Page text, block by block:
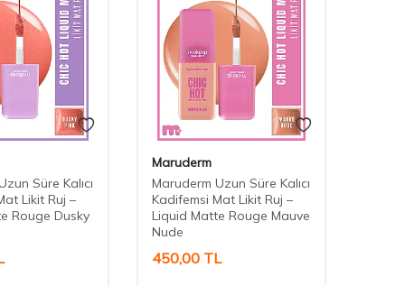
Süre Kalıcı
Likit Ruj –
Rouge Dusky
Maruderm
Maruderm Uzun Süre Kalıcı
Kadifemsi Mat Likit Ruj –
Liquid Matte Rouge Mauve
Nude
450,00 TL